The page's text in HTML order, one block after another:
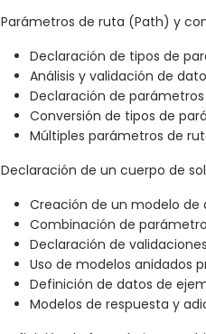
Parámetros de ruta (Path) y
Declaración de tipos de
Análisis y validación de
Declaración de
Conversión de tipos de
Múltiples parámetros de
Declaración de un cuerpo de
Creación de un modelo de
Combinación de
Declaración de
Uso de modelos anidados
Definición de datos de
Modelos de respuesta y